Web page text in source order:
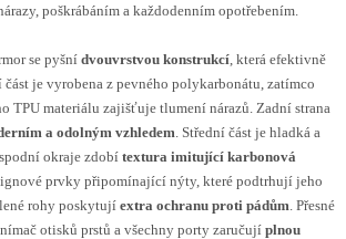
poškrábáním a každodenním opotřebením.
se pyšní dvouvrstvou konstrukcí, která efektivně
část je vyrobena z pevného polykarbonátu, zatímco
TPU materiálu zajišťuje tlumení nárazů. Zadní strana
a odolným vzhledem. Střední část je hladká a
okraje zdobí textura imitující karbonová
prvky připomínající nýty, které podtrhují jeho
rohy poskytují extra ochranu proti pádům. Přesné
otisků prstů a všechny porty zaručují plnou